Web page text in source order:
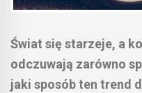
Świat się starzeje, a
odczuwają zarówno
jaki sposób ten trend